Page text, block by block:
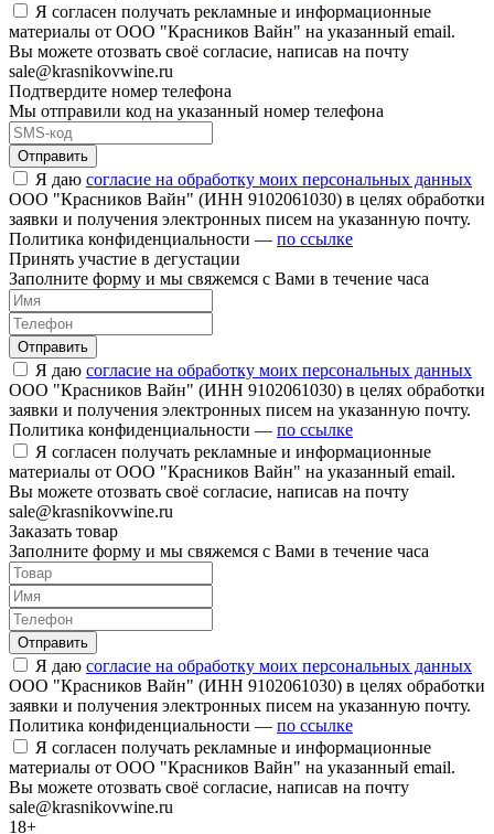
Я согласен получать рекламные и информационные
материалы от ООО "Красников Вайн" на указанный email.
Вы можете отозвать своё согласие, написав на почту
sale@krasnikovwine.ru
Подтвердите номер телефона
Мы отправили код на указанный номер телефона
Отправить
Я даю согласие на обработку моих персональных данных
ООО "Красников Вайн" (ИНН 9102061030) в целях обработки
заявки и получения электронных писем на указанную почту.
Политика конфиденциальности — по ссылке
Принять участие в дегустации
Заполните форму и мы свяжемся с Вами в течение часа
Отправить
Я даю согласие на обработку моих персональных данных
ООО "Красников Вайн" (ИНН 9102061030) в целях обработки
заявки и получения электронных писем на указанную почту.
Политика конфиденциальности — по ссылке
Я согласен получать рекламные и информационные
материалы от ООО "Красников Вайн" на указанный email.
Вы можете отозвать своё согласие, написав на почту
sale@krasnikovwine.ru
Заказать товар
Заполните форму и мы свяжемся с Вами в течение часа
Отправить
Я даю согласие на обработку моих персональных данных
ООО "Красников Вайн" (ИНН 9102061030) в целях обработки
заявки и получения электронных писем на указанную почту.
Политика конфиденциальности — по ссылке
Я согласен получать рекламные и информационные
материалы от ООО "Красников Вайн" на указанный email.
Вы можете отозвать своё согласие, написав на почту
sale@krasnikovwine.ru
18+